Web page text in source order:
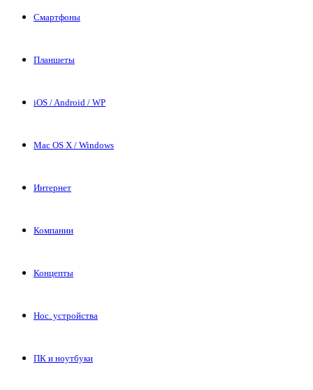
Смартфоны
Планшеты
iOS / Android / WP
Mac OS X / Windows
Интернет
Компании
Концепты
Нос. устройства
ПК и ноутбуки